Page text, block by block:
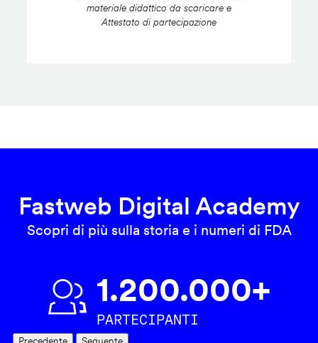
materiale didattico da scaricare e
Attestato di partecipazione
Fastweb Digital Academy
Scopri di più sulla storia e i numeri di FDA
1.200.000+
PARTECIPANTI